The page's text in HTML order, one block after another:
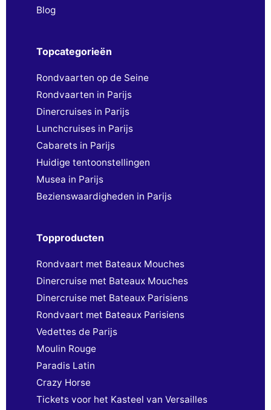
Blog
Topcategorieën
Rondvaarten op de Seine
Rondvaarten in Parijs
Dinercruises in Parijs
Lunchcruises in Parijs
Cabarets in Parijs
Huidige tentoonstellingen
Musea in Parijs
Bezienswaardigheden in Parijs
Topproducten
Rondvaart met Bateaux Mouches
Dinercruise met Bateaux Mouches
Dinercruise met Bateaux Parisiens
Rondvaart met Bateaux Parisiens
Vedettes de Parijs
Moulin Rouge
Paradis Latin
Crazy Horse
Tickets voor het Kasteel van Versailles